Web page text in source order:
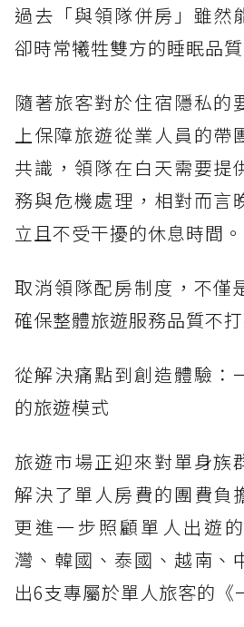
過去「與領隊併房」雖然
卻時常犧牲雙方的睡眠品質
隨著旅客對於住宿隱私的
上保障旅遊從業人員的帶
共識，領隊在白天需要提
務與危機處理，相對而言
立且不受干擾的休息時間。
取消領隊配房制度，不僅
確保整體旅遊服務品質不
從解決痛點到創造體驗：
的旅遊模式
旅遊市場正迎來對單身族
解決了單人房費的團費負
更進一步照顧單人出遊
灣、韓國、泰國、越南、
出6支專屬於單人旅客的《